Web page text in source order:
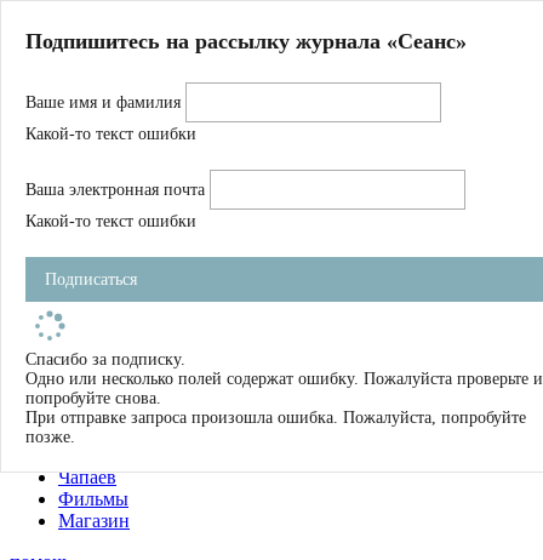
Магазин
Журнал
Школа
Устав
Фильмы
Имена
Тэги
О нас
Журнал
Книги
Чапаев
Фильмы
Магазин
Подпишитесь на рассылку журнала «Сеанс»
Ваше имя и фамилия
Какой-то текст ошибки
Ваша электронная почта
Какой-то текст ошибки
Подписаться
Спасибо за подписку.
Одно или несколько полей содержат ошибку. Пожалуйста проверьте и
попробуйте снова.
При отправке запроса произошла ошибка. Пожалуйста, попробуйте
позже.